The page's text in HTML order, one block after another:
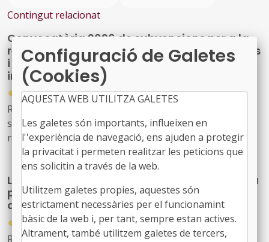
Contingut relacionat
Convocatòria 2026 de subvencions per a la
revitalització comercial dels centres històrics
i eixos comercials de Catalunya mitjançant
instruments de planejament urbanístic
●
01/07/2026
Resolució EMT/2150/2026, de 23 de juny, per la qual
s'aprova la convocatòria 2026 de subvencions per a la
revitalització comercial dels centres històrics i eixos
comercials de Catalunya mitjançant instruments de
planejament urbanístic
La Generalitat amplia el termini de la reserva
pública de solars i flexibilitza les condicions
dels habitatges protegits per al 2026
●
27/05/2026
Resolució TER/1621/2026, de 21 de maig, de modificació
Configuració de Galetes
(Cookies)
AQUESTA WEB UTILITZA GALETES
Les galetes són importants, influeixen en
l''experiència de navegació, ens ajuden a protegir
la privacitat i permeten realitzar les peticions que
ens solicitin a través de la web.
Utilitzem galetes propies, aquestes són
estrictament necessàries per el funcionamint
bàsic de la web i, per tant, sempre estan actives.
Altrament, també utilitzem galetes de tercers,